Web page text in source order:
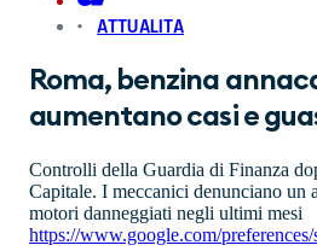
ATTUALITA
Roma, benzina
aumentano casi e
Controlli della Guardia di Finanza
Capitale. I meccanici denunciano un
motori danneggiati negli ultimi mesi
https://www.google.com/